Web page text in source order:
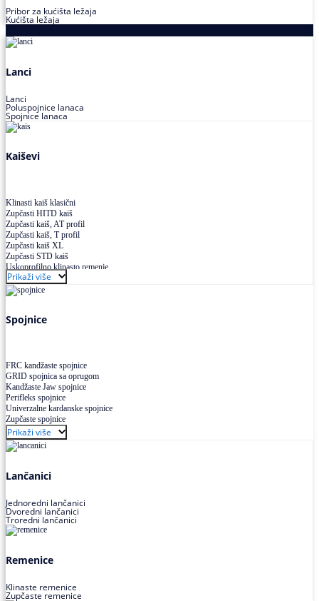
Pribor za kućišta ležaja
Kućišta ležaja
Lanci
Lanci
Poluspojnice lanaca
Spojnice lanaca
Kaiševi
Klinasti kaiš klasični
Zupčasti HITD kaiš
Zupčasti kaiš, AT profil
Zupčasti kaiš, T profil
Zupčasti kaiš XL
Zupčasti STD kaiš
Uskoprofilno klinasto remenje
Uskoprofilno klinasto remenje spojeno
Uskoprofilno klinasto remenje XP extra power
Višekanalno remenje PJ,PK
Prikaži više
Spojnice
FRC kandžaste spojnice
GRID spojnica sa oprugom
Kandžaste Jaw spojnice
Perifleks spojnice
Univerzalne kardanske spojnice
Zupčaste spojnice
Prikaži više
Lančanici
Jednoredni lančanici
Dvoredni lančanici
Troredni lančanici
Remenice
Klinaste remenice
Zupčaste remenice